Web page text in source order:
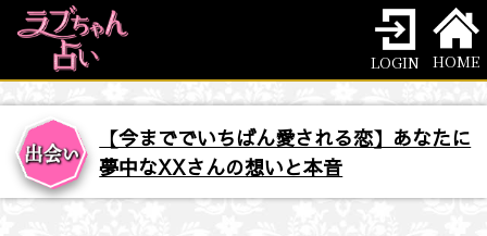
LOGIN HOME
【今まででいちばん愛される恋】あなたに
夢中なXXさんの想いと本音